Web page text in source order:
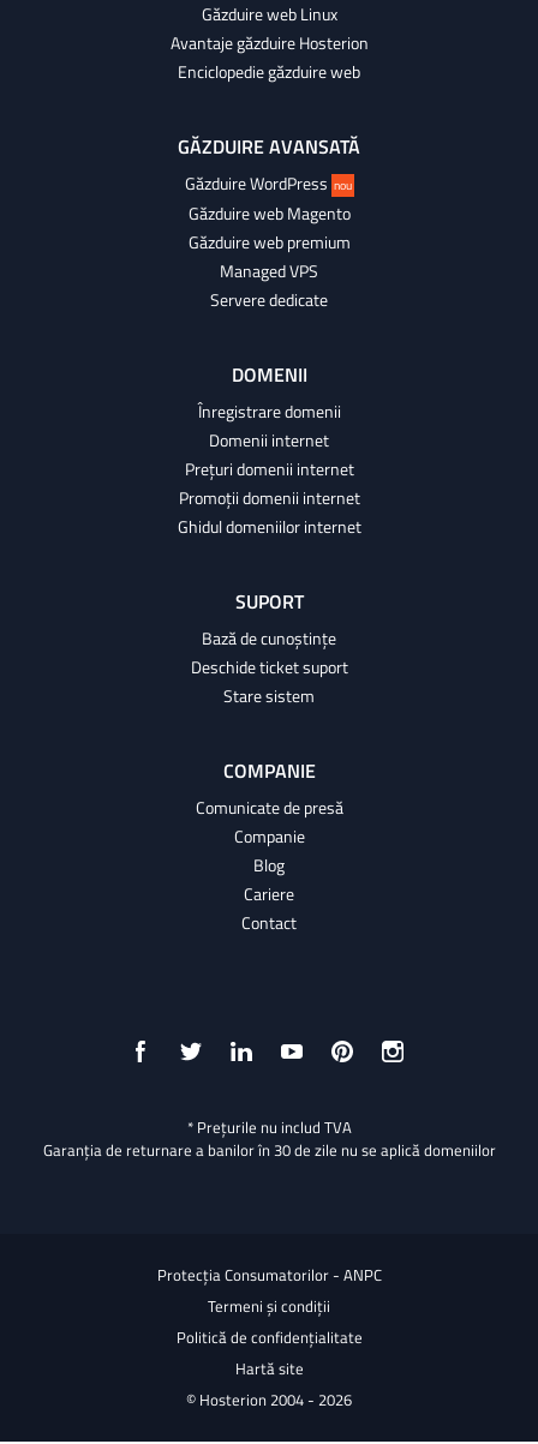
Găzduire web Linux
Avantaje găzduire Hosterion
Enciclopedie găzduire web
GĂZDUIRE AVANSATĂ
Găzduire WordPress nou
Găzduire web Magento
Găzduire web premium
Managed VPS
Servere dedicate
DOMENII
Înregistrare domenii
Domenii internet
Prețuri domenii internet
Promoții domenii internet
Ghidul domeniilor internet
SUPORT
Bază de cunoștințe
Deschide ticket suport
Stare sistem
COMPANIE
Comunicate de presă
Companie
Blog
Cariere
Contact
* Prețurile nu includ TVA
Garanția de returnare a banilor în 30 de zile nu se aplică domeniilor
© Hosterion 2004 - 2026
Protecția Consumatorilor - ANPC
Termeni și condiții
Politică de confidențialitate
Hartă site